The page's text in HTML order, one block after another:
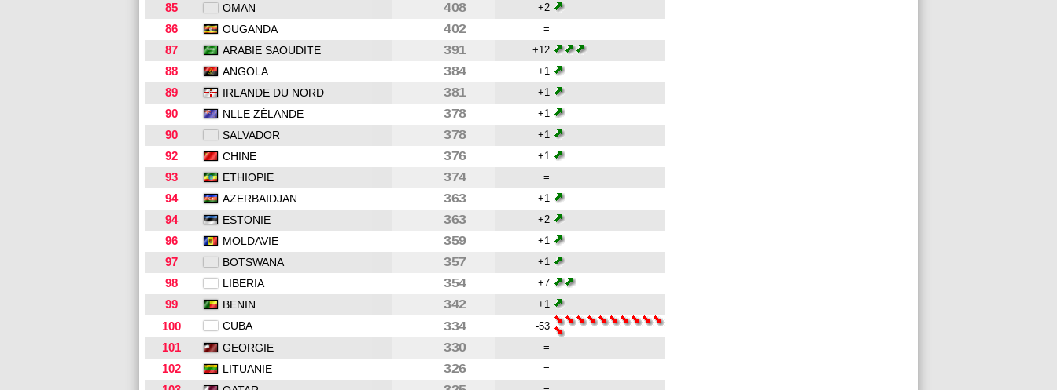
85 OMAN 408 +2
86 OUGANDA 402 =
87 ARABIE SAOUDITE 391 +12
88 ANGOLA 384 +1
89 IRLANDE DU NORD 381 +1
90 NLLE ZÉLANDE 378 +1
90 SALVADOR 378 +1
92 CHINE 376 +1
93 ETHIOPIE 374 =
94 AZERBAIDJAN 363 +1
94 ESTONIE 363 +2
96 MOLDAVIE 359 +1
97 BOTSWANA 357 +1
98 LIBERIA 354 +7
99 BENIN 342 +1
100 CUBA 334 -53
101 GEORGIE 330 =
102 LITUANIE 326 =